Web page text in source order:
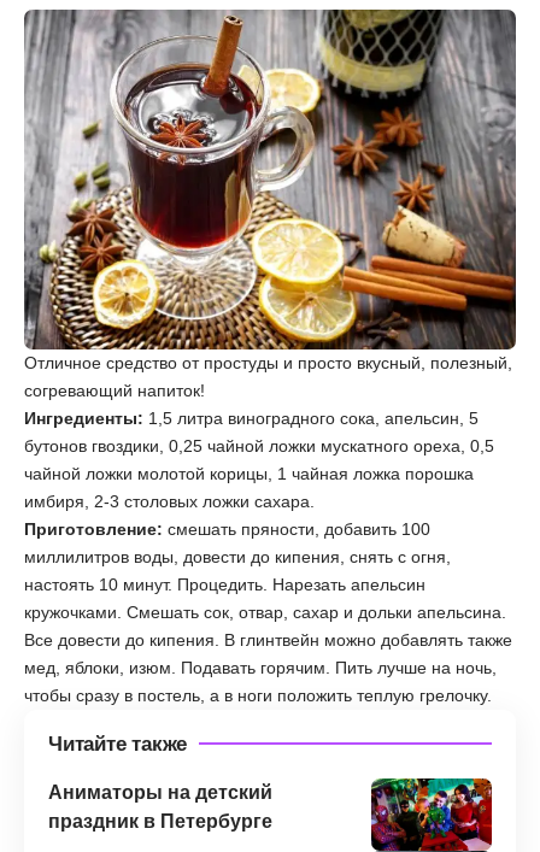
Отличное средство от простуды и просто вкусный, полезный,
согревающий напиток!
Ингредиенты: 1,5 литра виноградного сока, апельсин, 5
бутонов гвоздики, 0,25 чайной ложки мускатного ореха, 0,5
чайной ложки молотой корицы, 1 чайная ложка порошка
имбиря, 2-3 столовых ложки сахара.
Приготовление: смешать пряности, добавить 100
миллилитров воды, довести до кипения, снять с огня,
настоять 10 минут. Процедить. Нарезать апельсин
кружочками. Смешать сок, отвар, сахар и дольки апельсина.
Все довести до кипения. В глинтвейн можно добавлять также
мед, яблоки, изюм. Подавать горячим. Пить лучше на ночь,
чтобы сразу в постель, а в ноги положить теплую грелочку.
Читайте также
Аниматоры на детский
праздник в Петербурге